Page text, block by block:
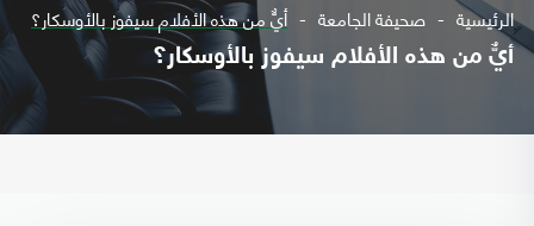
الرئيسية صحيفة الجامعة أيٌّ من هذه الأفلام سيفوز بالأوسكار؟
أيٌّ من هذه الأفلام سيفوز بالأوسكار؟